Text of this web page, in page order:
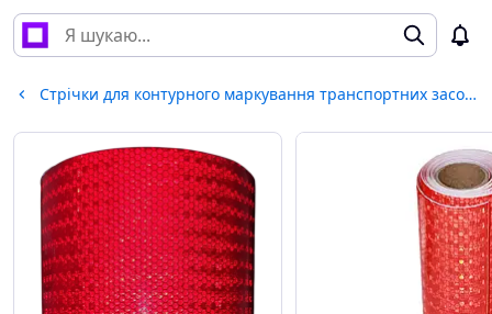
Стрічки для контурного маркування транспортних засобів, катафоти